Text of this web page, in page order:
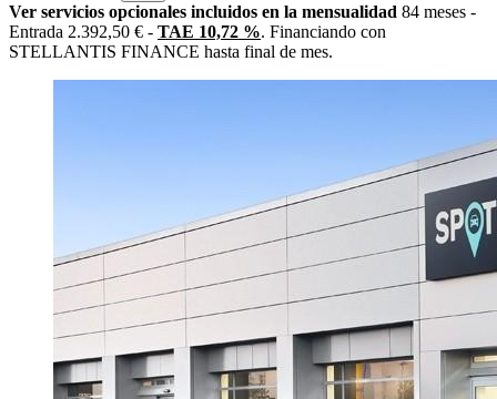
Ver servicios opcionales incluidos en la mensualidad 84 meses -
Entrada 2.392,50 € - TAE 10,72 %. Financiando con
STELLANTIS FINANCE hasta final de mes.